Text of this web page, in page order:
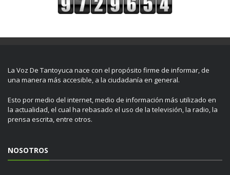
La Voz De Tantoyuca nace con el propósito firme de informar, de
una manera más accesible, a la ciudadanía en general.
Esto por medio del internet, medio de información más utilizado en
la actualidad, el cual ha rebasado el uso de la televisión, la radio, la
prensa escrita, entre otros.
NOSOTROS